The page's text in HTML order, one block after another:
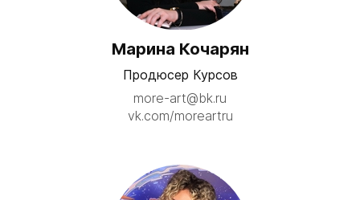
Марина Кочарян
Продюсер Курсов
more-art@bk.ru
vk.com/moreartru